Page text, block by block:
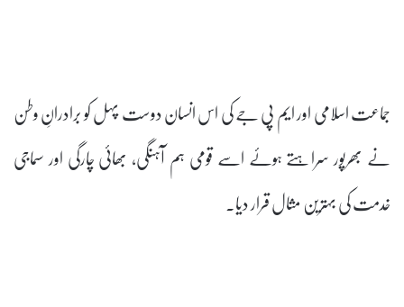
جماعت اسلامی اور ایم پی جے کی اس انسان دوست پہل کو برادرانِ وطن
نے بھرپور سراہتے ہوئے اسے قومی ہم آہنگی، بھائی چارگی اور سماجی
خدمت کی بہترین مثال قرار دیا۔